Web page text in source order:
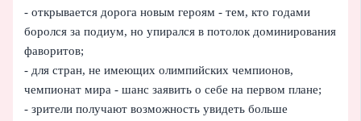
- открывается дорога новым героям - тем, кто годами
боролся за подиум, но упирался в потолок доминирования
фаворитов;
- для стран, не имеющих олимпийских чемпионов,
чемпионат мира - шанс заявить о себе на первом плане;
- зрители получают возможность увидеть больше